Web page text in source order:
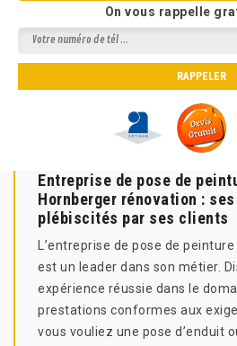
On vous rappelle
Entreprise de pose de
Hornberger rénovation :
plébiscités par ses clients
L’entreprise de pose de
est un leader dans son métier.
expérience réussie dans le
prestations conformes aux
vous vouliez une pose d’enduit